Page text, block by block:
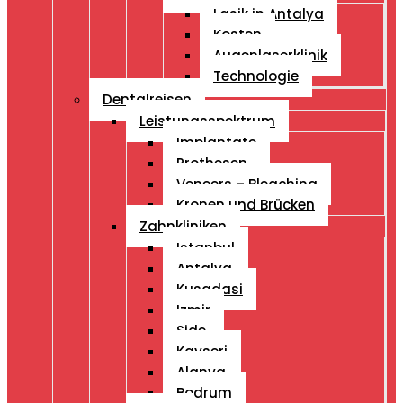
Lasik in Antalya
Kosten
Augenlaserklinik
Technologie
Dentalreisen
Leistungsspektrum
Implantate
Prothesen
Veneers – Bleaching
Kronen und Brücken
Zahnkliniken
Istanbul
Antalya
Kusadasi
Izmir
Side
Kayseri
Alanya
Bodrum